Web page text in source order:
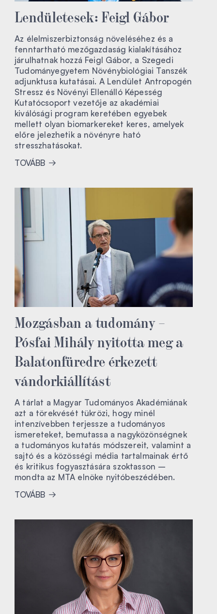
Lendületesek: Feigl Gábor
Az élelmiszerbiztonság növeléséhez és a
fenntartható mezőgazdaság kialakításához
járulhatnak hozzá Feigl Gábor, a Szegedi
Tudományegyetem Növénybiológiai Tanszék
adjunktusa kutatásai. A Lendület Antropogén
Stressz és Növényi Ellenálló Képesség
Kutatócsoport vezetője az akadémiai
kiválósági program keretében egyebek
mellett olyan biomarkereket keres, amelyek
előre jelezhetik a növényre ható
stresszhatásokat.
TOVÁBB
Mozgásban a tudomány –
Pósfai Mihály nyitotta meg a
Balatonfüredre érkezett
vándorkiállítást
A tárlat a Magyar Tudományos Akadémiának
azt a törekvését tükrözi, hogy minél
intenzívebben terjessze a tudományos
ismereteket, bemutassa a nagyközönségnek
a tudományos kutatás módszereit, valamint a
sajtó és a közösségi média tartalmainak értő
és kritikus fogyasztására szoktasson –
mondta az MTA elnöke nyitóbeszédében.
TOVÁBB